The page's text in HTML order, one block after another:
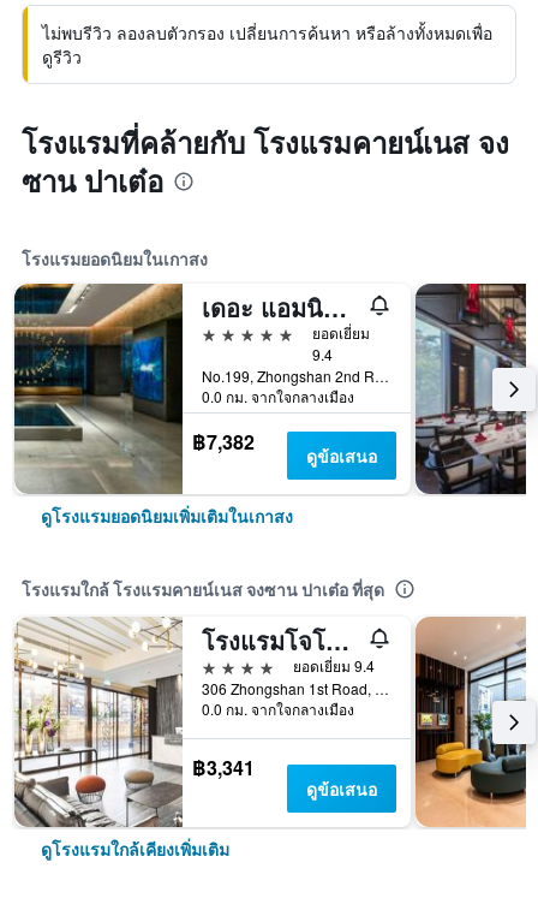
ไม่พบรีวิว ลองลบตัวกรอง เปลี่ยนการค้นหา หรือล้างทั้งหมดเพื่อ
ดูรีวิว
โรงแรมที่คล้ายกับ โรงแรมคายน์เนส จง
ซาน ปาเต๋อ
โรงแรมยอดนิยมในเกาสง
เดอะ แอมนิส, อะ ลักชัวรี คอลเลกชัน โรงแรม, เกาสง
5 ดาว
ยอดเยี่ยม
9.4
No.199, Zhongshan 2nd Rd, Qianzhen Dist., เกาสง, ไต้หวัน
0.0 กม. จากใจกลางเมือง
฿7,382 ดูข้อเสนอ
ดูโรงแรมยอดนิยมเพิ่มเติมในเกาสง
โรงแรมใกล้ โรงแรมคายน์เนส จงซาน ปาเต๋อ ที่สุด
โรงแรมโจโฮ เกาสง
4 ดาว
ยอดเยี่ยม 9.4
306 Zhongshan 1st Road, เกาสง, ไต้หวัน
0.0 กม. จากใจกลางเมือง
฿3,341
ดูข้อเสนอ
ดูโรงแรมใกล้เคียงเพิ่มเติม